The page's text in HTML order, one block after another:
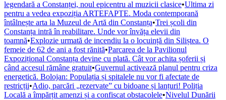
legendară a Constanței, noul epicentru al muzicii clasice•Ultima zi
pentru a vedea expoziția ARTEFAPTE. Moda contemporană
întâlnește arta la Muzeul de Artă din Constanța•Trei școli din
Constanța intră în reabilitare. Unde vor învăța elevii din
toamnă•Explozie urmată de incendiu la o locuință din Siliștea. O
femeie de 62 de ani a fost rănită•Parcarea de la Pavilionul
Expozițional Constanța devine cu plată. Cât vor achita șoferii și
când accesul rămâne gratuit•Guvernul activează planul pentru criza
energetică. Bolojan: Populația și spitalele nu vor fi afectate de
restricții•Adio, parcări „rezervate” cu bidoane și lanțuri! Poliția
Locală a împărțit amenzi și a confiscat obstacolele•Nivelul Dunării